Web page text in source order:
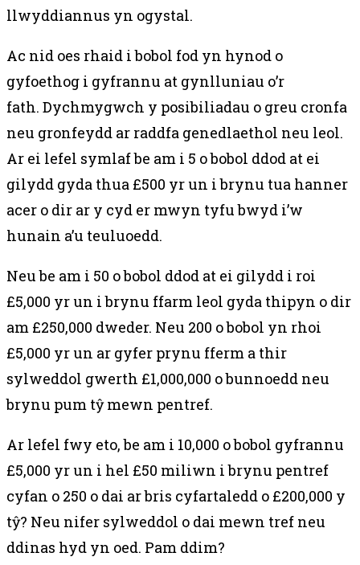
llwyddiannus yn ogystal.
Ac nid oes rhaid i bobol fod yn hynod o
gyfoethog i gyfrannu at gynlluniau o’r
fath. Dychmygwch y posibiliadau o greu cronfa
neu gronfeydd ar raddfa genedlaethol neu leol.
Ar ei lefel symlaf be am i 5 o bobol ddod at ei
gilydd gyda thua £500 yr un i brynu tua hanner
acer o dir ar y cyd er mwyn tyfu bwyd i’w
hunain a’u teuluoedd.
Neu be am i 50 o bobol ddod at ei gilydd i roi
£5,000 yr un i brynu ffarm leol gyda thipyn o dir
am £250,000 dweder. Neu 200 o bobol yn rhoi
£5,000 yr un ar gyfer prynu fferm a thir
sylweddol gwerth £1,000,000 o bunnoedd neu
brynu pum tŷ mewn pentref.
Ar lefel fwy eto, be am i 10,000 o bobol gyfrannu
£5,000 yr un i hel £50 miliwn i brynu pentref
cyfan o 250 o dai ar bris cyfartaledd o £200,000 y
tŷ? Neu nifer sylweddol o dai mewn tref neu
ddinas hyd yn oed. Pam ddim?